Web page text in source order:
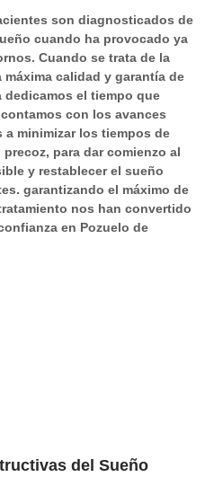
s
blan
cas
nos
dan
resp
eto
jjjj
rápi
do y
prof
esio
nal.
son diagnosticados de
cuando ha provocado ya
Cuando se trata de la
calidad y garantía de
el tiempo que
con los avances
a minimizar los tiempos de
precoz, para dar comienzo al
y restablecer el sueño
garantizando el máximo de
nos han convertido
en Pozuelo de
del Sueño